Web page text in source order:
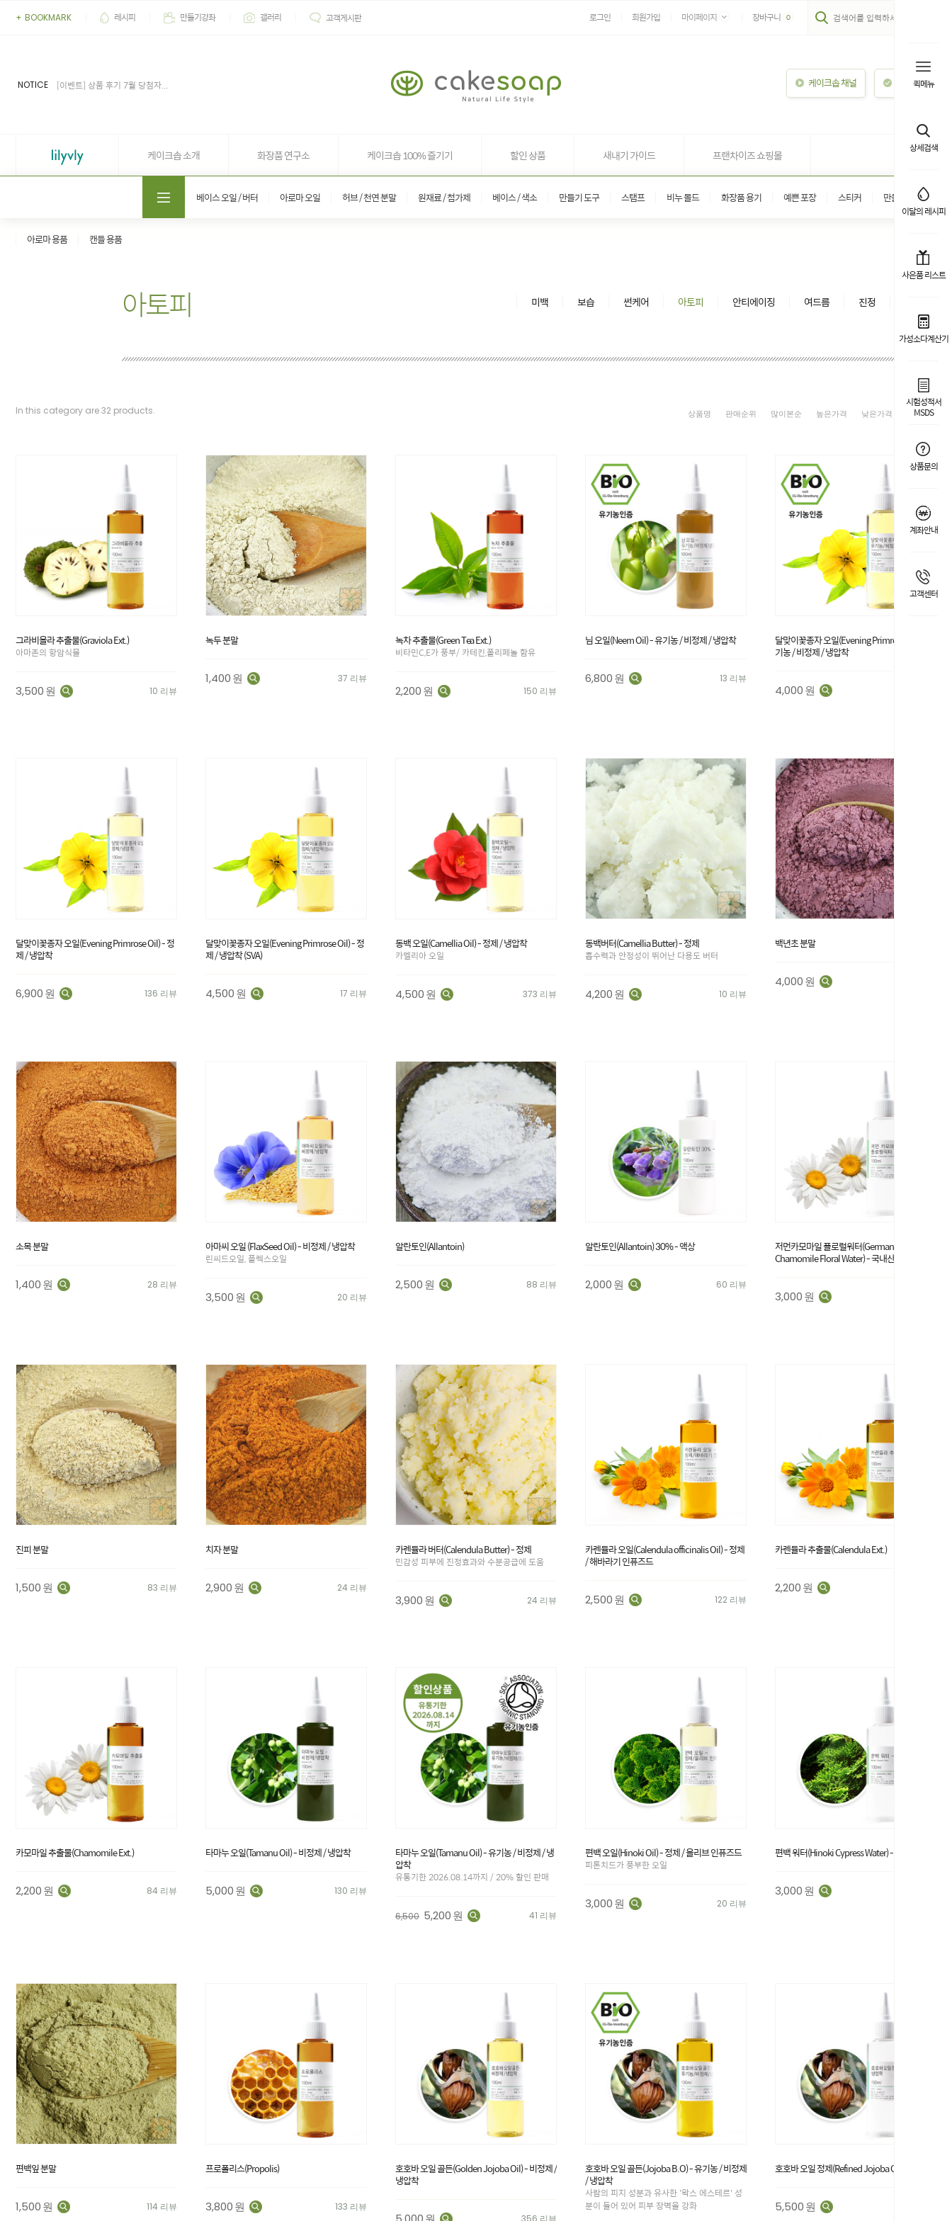
퀵메뉴
상세검색
이달의 레시피
사은품 리스트
가성소다계산기
시험성적서
MSDS
상품문의
계좌안내
고객센터
+ BOOKMARK 레시피 만들기강좌 갤러리 고객게시판 로그인 회원가입 마이페이지 장바구니 0
NOTICE
[이벤트] 상품 후기 6월 당첨자...
케이크솝 채널 이용안내
케이크솝 소개 화장품 연구소 케이크솝 100% 즐기기 할인 상품 새내기 가이드 프랜차이즈 쇼핑몰
베이스 오일 / 버터 아로마 오일 허브 / 천연 분말 원재료 / 첨가제 베이스 / 색소 만들기 도구 스탬프 비누 몰드 화장품 용기 예쁜 포장 스티커 만들기 키트
아로마 용품 캔들 용품
아토피 미백 보습 썬케어 아토피 안티에이징 여드름 진정
In this category are32 products. 상품명 판매순위 많이본순 높은가격 낮은가격 신상품
그라비올라 추출물(Graviola Ext.)
아마존의 항암식물
3,500원 10 리뷰
녹두 분말
1,400원 37 리뷰
녹차 추출물(Green Tea Ext.)
비타민C,E가 풍부/ 카테킨,폴리페놀 함유
2,200원 150 리뷰
님 오일(Neem Oil) - 유기농 / 비정제 / 냉압착
6,800원 13 리뷰
달맞이꽃종자 오일(Evening Primrose Oil) - 유
기농 / 비정제 / 냉압착
4,000원
달맞이꽃종자 오일(Evening Primrose Oil) - 정
제 / 냉압착
6,900원 136 리뷰
달맞이꽃종자 오일(Evening Primrose Oil) - 정
제 / 냉압착 (SVA)
4,500원 17 리뷰
동백 오일(Camellia Oil) - 정제 / 냉압착
카멜리아 오일
4,500원 373 리뷰
동백버터(Camellia Butter) - 정제
흡수력과 안정성이 뛰어난 다용도 버터
4,200원 10 리뷰
백년초 분말
4,000원
소목 분말
1,400원 28 리뷰
아마씨 오일 (FlaxSeed Oil) - 비정제 / 냉압착
린씨드오일, 플렉스오일
3,500원 20 리뷰
알란토인(Allantoin)
2,500원 88 리뷰
알란토인(Allantoin) 30% - 액상
2,000원 60 리뷰
저먼카모마일 플로럴워터(German
Chamomile Floral Water) - 국내산
3,000원
진피 분말
1,500원 83 리뷰
치자 분말
2,900원 24 리뷰
카렌듈라 버터(Calendula Butter) - 정제
민감성 피부에 진정효과와 수분공급에 도움
3,900원 24 리뷰
카렌듈라 오일(Calendula officinalis Oil) - 정제
/ 해바라기 인퓨즈드
2,500원 122 리뷰
카렌듈라 추출물(Calendula Ext.)
2,200원
카모마일 추출물(Chamomile Ext.)
2,200원 84 리뷰
타마누 오일(Tamanu Oil) - 비정제 / 냉압착
5,000원 130 리뷰
타마누 오일(Tamanu Oil) - 유기농 / 비정제 / 냉
압착
유통기한 2026.08.14까지 / 20% 할인 판매
6,500 5,200원 41 리뷰
편백 오일(Hinoki Oil) - 정제 / 올리브 인퓨즈드
피톤치드가 풍부한 오일
3,000원 20 리뷰
편백 워터(Hinoki Cypress Water) - 국내산
3,000원
편백잎 분말
1,500원 114 리뷰
프로폴리스(Propolis)
3,800원 133 리뷰
호호바 오일 골든(Golden Jojoba Oil) - 비정제 /
냉압착
356 리뷰
호호바 오일 골든(Jojoba B.O) - 유기농 / 비정제
/ 냉압착
사람의 피지 성분과 유사한 '왁스 에스테르' 성
분이 들어 있어 피부 장벽을 강화
호호바 오일 정제(Refined Jojoba Oil) - 냉압착
5,500원